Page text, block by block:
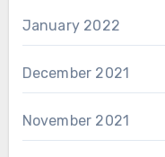
January 2022
December 2021
November 2021